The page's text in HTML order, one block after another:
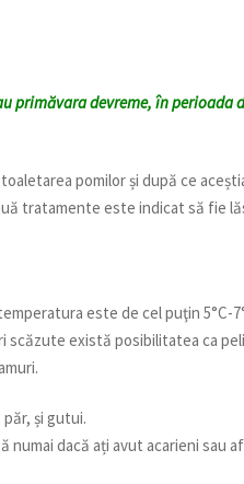
primăvara devreme, în perioada
pomilor și după ce
tratamente este indicat să fie
este de cel puţin 5°C-
există posibilitatea ca
și gutui.
numai dacă ați avut acarieni sau